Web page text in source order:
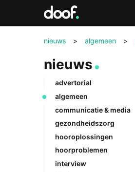
nieuws > algemeen >
nieuws
advertorial
algemeen
communicatie & media
gezondheidszorg
hooroplossingen
hoorproblemen
interview
Doof.nl